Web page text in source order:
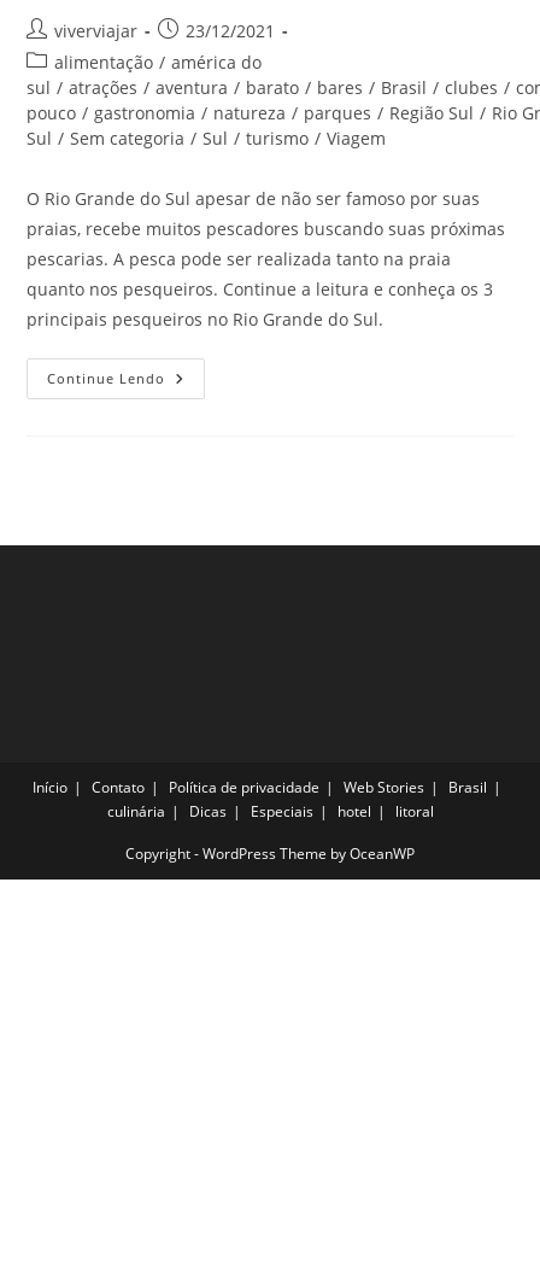
Autor
do
post:
viverviajar
Post
publicado:
23/12/2021
Categoria
do
post:
alimentação / américa do
sul / atrações / aventura / barato / bares / Brasil / clubes /
pouco / gastronomia / natureza / parques / Região Sul / Rio
Sul / Sem categoria / Sul / turismo / Viagem
O Rio Grande do Sul apesar de não ser famoso por suas
praias, recebe muitos pescadores buscando suas próximas
pescarias. A pesca pode ser realizada tanto na praia
quanto nos pesqueiros. Continue a leitura e conheça os 3
principais pesqueiros no Rio Grande do Sul.
Continue Lendo Pesqueiros
No
Início Contato Política de privacidade Web Stories
Brasil
culinária
Dicas Especiais hotel litoral
Copyright - WordPress Theme by OceanWP